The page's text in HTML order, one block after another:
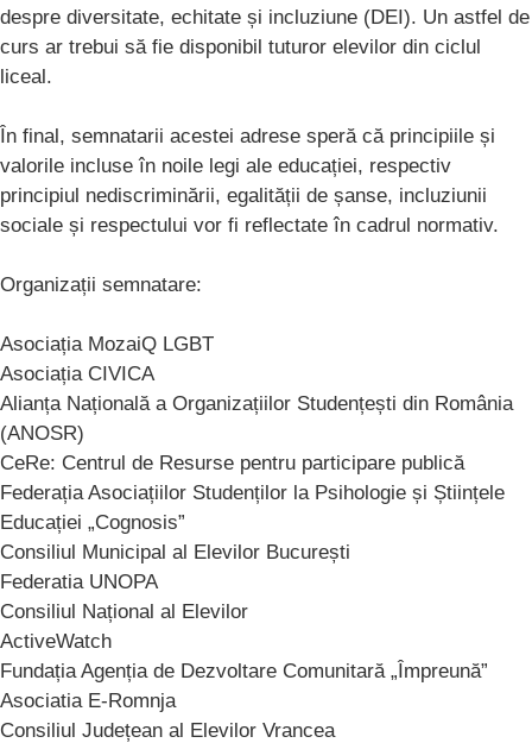
despre diversitate, echitate și incluziune (DEI). Un astfel de
curs ar trebui să fie disponibil tuturor elevilor din ciclul
liceal.
În final, semnatarii acestei adrese speră că principiile și
valorile incluse în noile legi ale educației, respectiv
principiul nediscriminării, egalității de șanse, incluziunii
sociale și respectului vor fi reflectate în cadrul normativ.
Organizații semnatare:
Asociația MozaiQ LGBT
Asociația CIVICA
Alianța Națională a Organizațiilor Studențești din România
(ANOSR)
CeRe: Centrul de Resurse pentru participare publică
Federația Asociațiilor Studenților la Psihologie și Științele
Educației „Cognosis”
Consiliul Municipal al Elevilor București
Federatia UNOPA
Consiliul Național al Elevilor
ActiveWatch
Fundația Agenția de Dezvoltare Comunitară „Împreună”
Asociatia E-Romnja
Consiliul Județean al Elevilor Vrancea